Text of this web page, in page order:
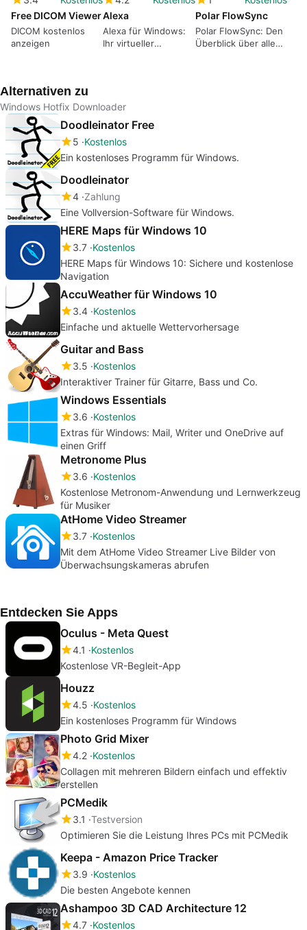
Free DICOM Viewer
DICOM kostenlos
anzeigen
Alexa
Alexa für Windows:
Ihr virtueller
Polar FlowSync
Polar FlowSync: Den
Überblick über alle
Alternativen zu
Windows Hotfix Downloader
Doodleinator Free
5 Kostenlos
Ein kostenloses Programm für Windows.
Doodleinator
4 Zahlung
Eine Vollversion-Software für Windows.
HERE Maps für Windows 10
3.7 Kostenlos
HERE Maps für Windows 10: Sichere und kostenlose
Navigation
AccuWeather für Windows 10
3.4 Kostenlos
Einfache und aktuelle Wettervorhersage
Guitar and Bass
3.5 Kostenlos
Interaktiver Trainer für Gitarre, Bass und Co.
Windows Essentials
3.6 Kostenlos
Extras für Windows: Mail, Writer und OneDrive auf
einen Griff
Metronome Plus
3.6 Kostenlos
Kostenlose Metronom-Anwendung und Lernwerkzeug
für Musiker
AtHome Video Streamer
3.7 Kostenlos
Mit dem AtHome Video Streamer Live Bilder von
Überwachsungskameras abrufen
Entdecken Sie Apps
Oculus - Meta Quest
4.1
Kostenlos
Kostenlose VR-Begleit-App
Houzz
4.5 Kostenlos
Ein kostenloses Programm für Windows
Photo Grid Mixer
4.2 Kostenlos
Collagen mit mehreren Bildern einfach und effektiv
erstellen
PCMedik
3.1 Testversion
Optimieren Sie die Leistung Ihres PCs mit PCMedik
Keepa - Amazon Price Tracker
3.9 Kostenlos
Die besten Angebote kennen
Ashampoo 3D CAD Architecture 12
4.7 Kostenlos